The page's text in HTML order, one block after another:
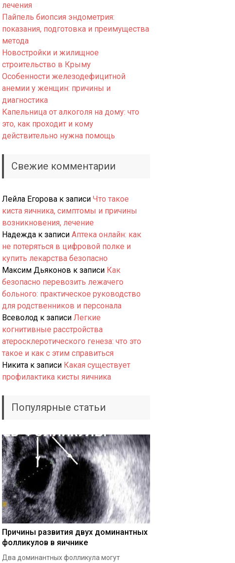
лечения
Пайпель биопсия эндометрия:
показания, подготовка и преимущества
метода
Новостройки и жилищное
строительство в Крыму
Особенности железодефицитной
анемии у женщин: причины и
диагностика
Капельница от алкоголя на дому: что
это, как проходит и кому
действительно нужна помощь
Свежие комментарии
Лейла Егорова к записи Что такое
киста яичника, симптомы и причины
возникновения, лечение
Надежда к записи Аптека онлайн: как
не потеряться в цифровой полке и
купить лекарства безопасно
Максим Дьяконов к записи Как
безопасно перевозить лежачего
больного: практическое руководство
для родственников и персонала
Всеволод к записи Легкие
когнитивные расстройства
атеросклеротического генеза: что это
такое и как с этим справиться
Никита к записи Какая существует
профилактика кисты яичника
Популярные статьи
Причины развития двух доминантных
фолликулов в яичнике
Два доминантных фолликула могут